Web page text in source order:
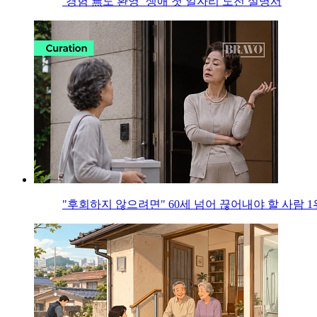
"후회하지 않으려면" 60세 넘어 끊어내야 할 사람 1